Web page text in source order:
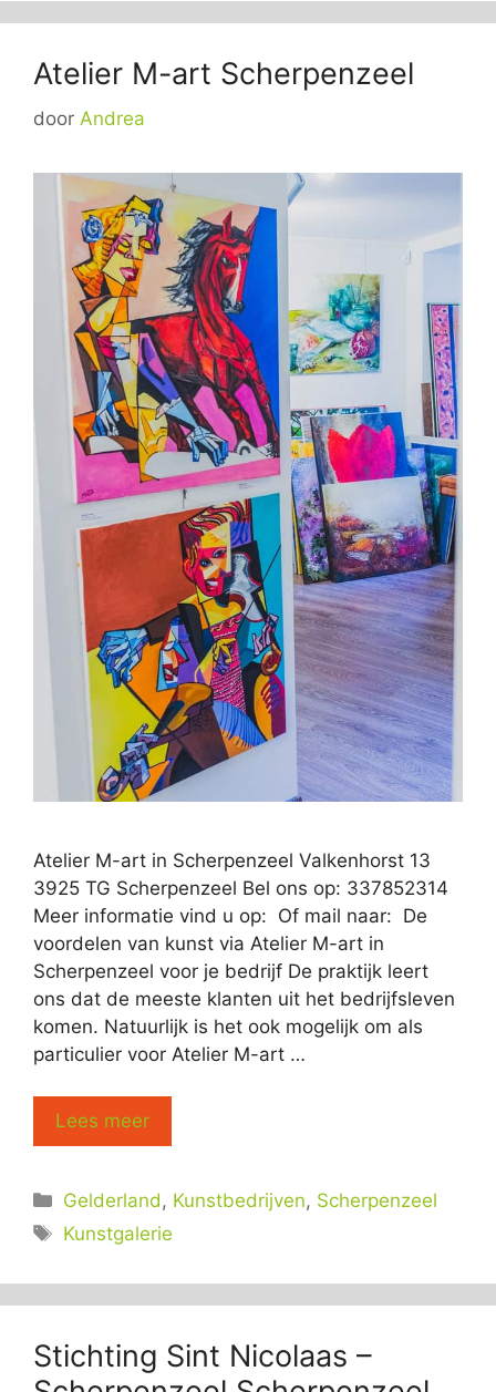
Atelier M-art Scherpenzeel
door Andrea
Atelier M-art in Scherpenzeel Valkenhorst 13
3925 TG Scherpenzeel Bel ons op: 337852314
Meer informatie vind u op: Of mail naar: De
voordelen van kunst via Atelier M-art in
Scherpenzeel voor je bedrijf De praktijk leert
ons dat de meeste klanten uit het bedrijfsleven
komen. Natuurlijk is het ook mogelijk om als
particulier voor Atelier M-art …
Lees meer
Categorieën
Gelderland, Kunstbedrijven, Scherpenzeel
Tags
Kunstgalerie
Stichting Sint Nicolaas –